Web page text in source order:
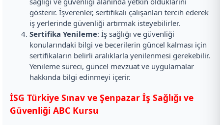
gösterir. İşverenler, sertifikalı çalışanları tercih ederek
iş yerlerinde güvenliği artırmak isteyebilirler.
Sertifika Yenileme: İş sağlığı ve güvenliği
konularındaki bilgi ve becerilerin güncel kalması için
sertifikaların belirli aralıklarla yenilenmesi gerekebilir.
Yenileme süreci, güncel mevzuat ve uygulamalar
hakkında bilgi edinmeyi içerir.
İSG Türkiye Sınav ve Şenpazar İş Sağlığı ve
Güvenliği ABC Kursu